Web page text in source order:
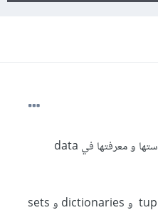
ما هي اهم المواضيع التي يجب دراستها و معرفتها في data
و هل يمكن الإكتفاء ب lists و tuples و dictionaries و sets